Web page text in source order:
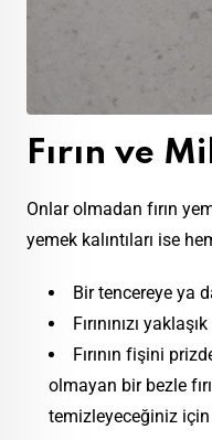
Fırın ve
Onlar olmadan fırın
yemek kalıntıları ise
Bir tencereye ya
Fırınınızı
Fırının fişini
olmayan bir bezle
temizleyeceğiniz için